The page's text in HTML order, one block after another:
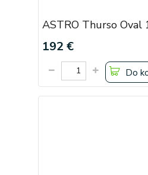
ASTRO Thurso Oval
192 €
Do